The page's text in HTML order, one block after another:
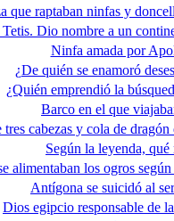
que raptaban ninfas y
Dio nombre a un
Ninfa amada por
¿De quién se enamoró
¿Quién emprendió la
Barco en el que
tres cabezas y cola de
Según la leyenda, qué
alimentaban los ogros
Antígona se suicidó al
Dios egipcio responsable de